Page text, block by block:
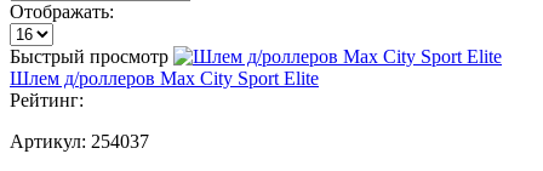
Отображать:
Быстрый просмотр
Шлем д/роллеров Max City Sport Elite
Рейтинг:
Артикул: 254037